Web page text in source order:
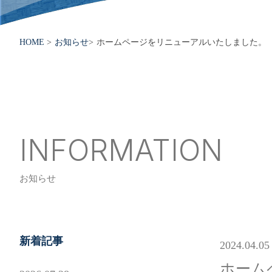
HOME > お知らせ> ホームページをリニューアルいたしました。
INFORMATION
お知らせ
新着記事 2024.04.05
ホーム